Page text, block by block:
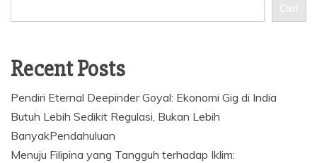
Cari
Recent Posts
Pendiri Eternal Deepinder Goyal: Ekonomi Gig di India
Butuh Lebih Sedikit Regulasi, Bukan Lebih
BanyakPendahuluan
Menuju Filipina yang Tangguh terhadap Iklim: